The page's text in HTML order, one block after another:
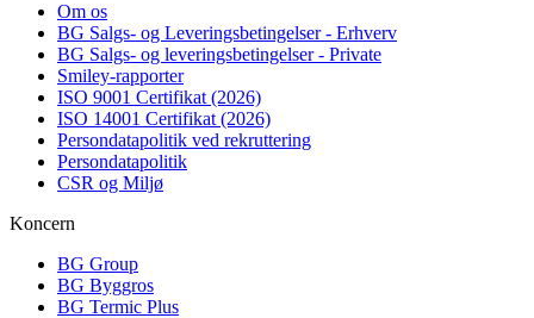
Om os
BG Salgs- og Leveringsbetingelser - Erhverv
BG Salgs- og leveringsbetingelser - Private
Smiley-rapporter
ISO 9001 Certifikat (2026)
ISO 14001 Certifikat (2026)
Persondatapolitik ved rekruttering
Persondatapolitik
CSR og Miljø
Koncern
BG Group
BG Byggros
BG Termic Plus